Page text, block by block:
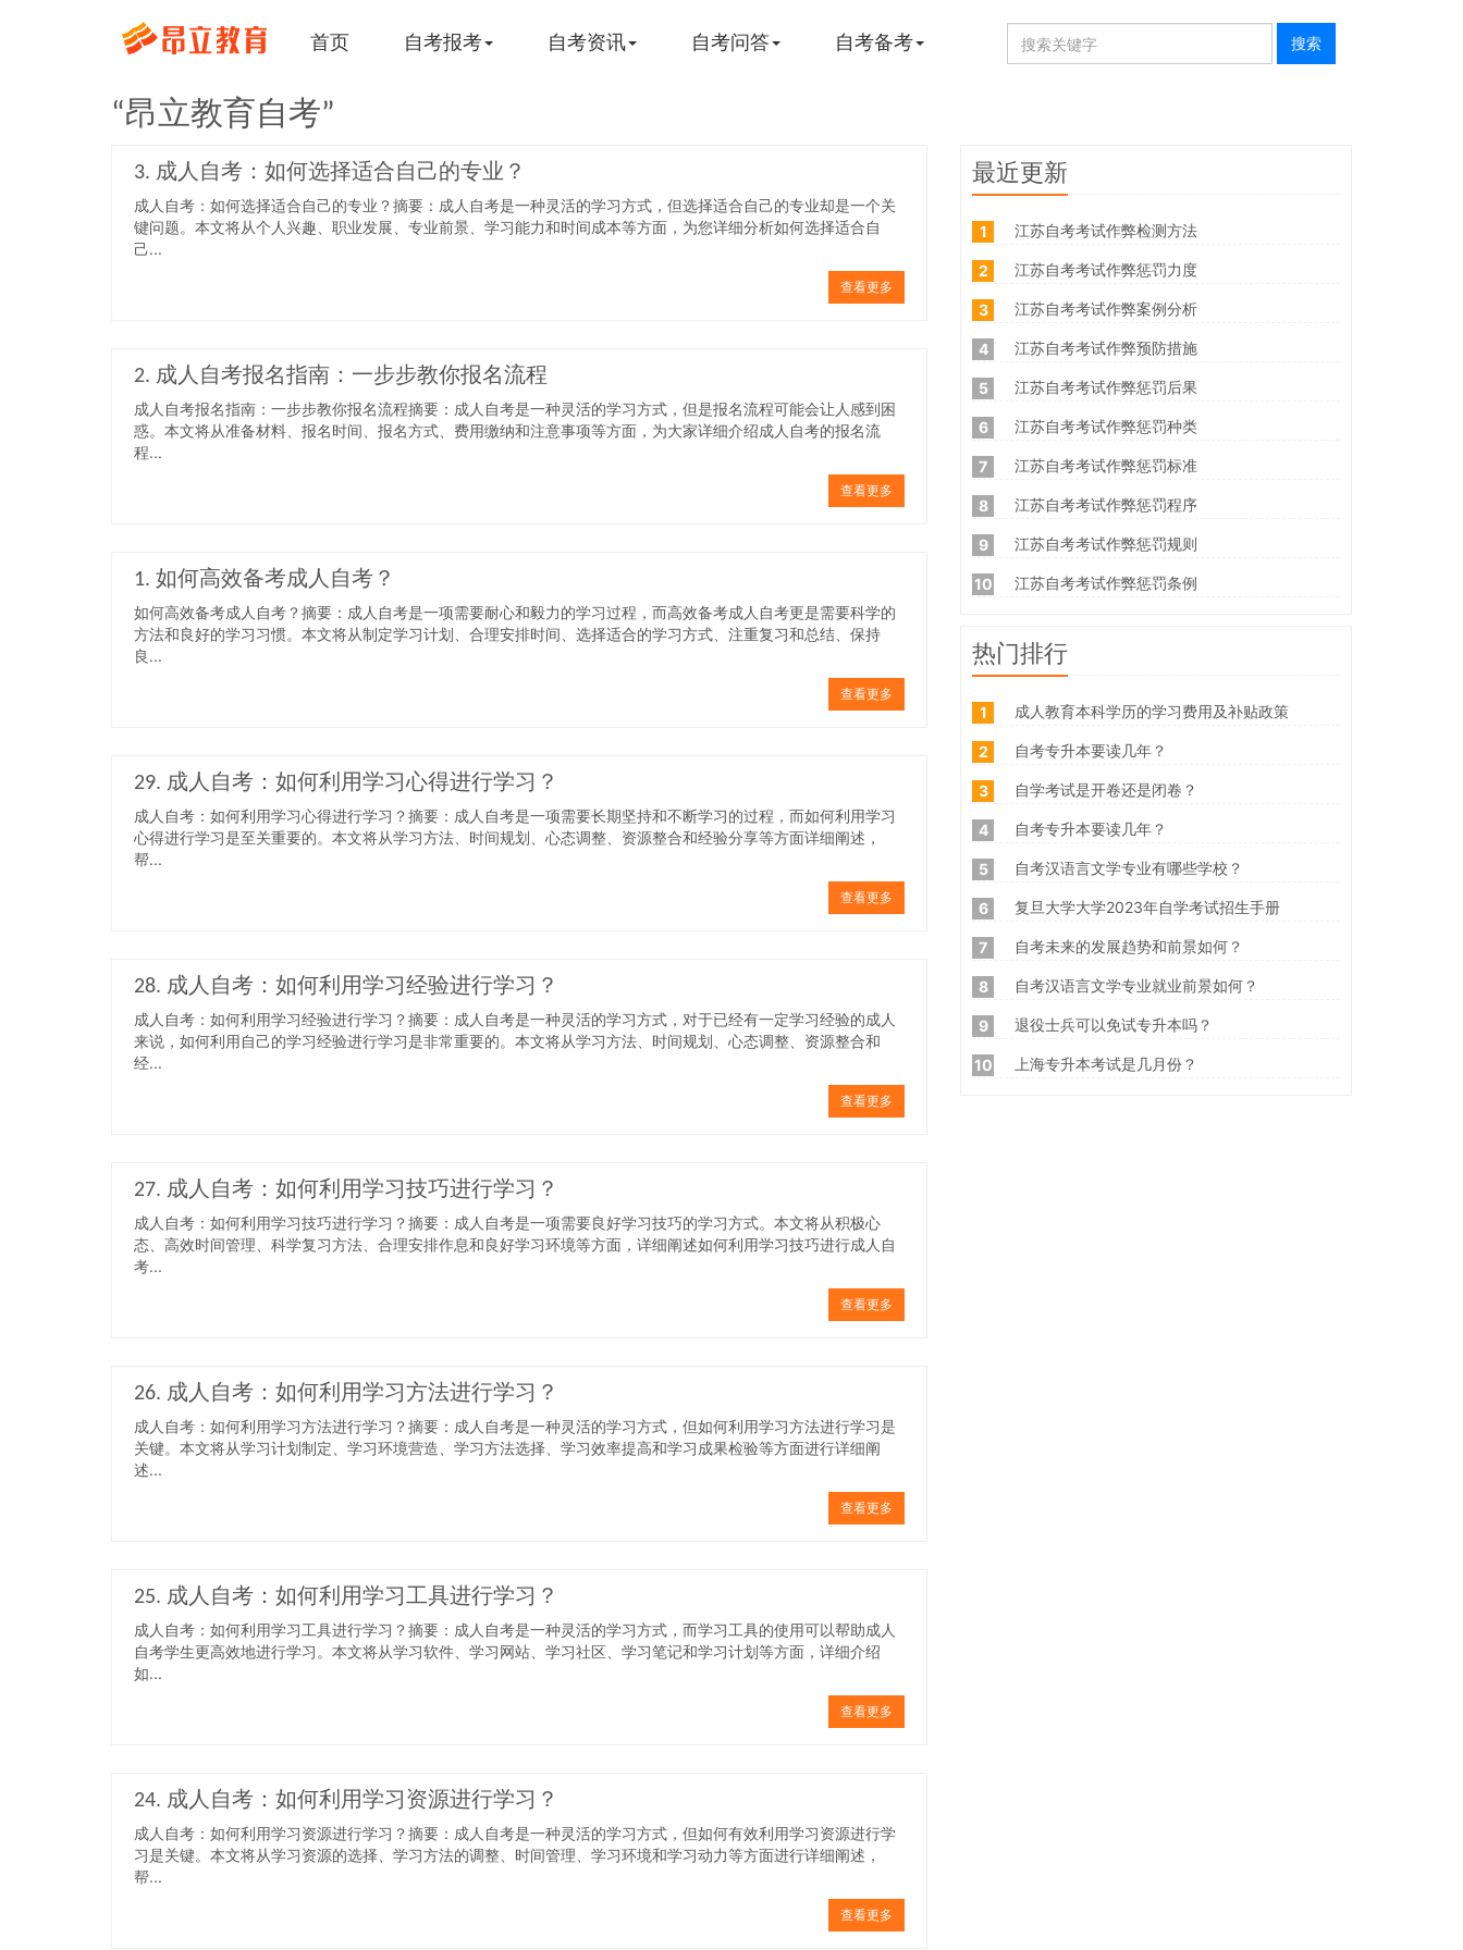
首页 自考报考 自考资讯 自考问答 自考备考
“昂立教育自考”
3. 成人自考：如何选择适合自己的专业？
成人自考：如何选择适合自己的专业？摘要：成人自考是一种灵活的学习方式，但选择适合自己的专业却是一个关
键问题。本文将从个人兴趣、职业发展、专业前景、学习能力和时间成本等方面，为您详细分析如何选择适合自
己...
查看更多
2. 成人自考报名指南：一步步教你报名流程
成人自考报名指南：一步步教你报名流程摘要：成人自考是一种灵活的学习方式，但是报名流程可能会让人感到困
惑。本文将从准备材料、报名时间、报名方式、费用缴纳和注意事项等方面，为大家详细介绍成人自考的报名流
程...
查看更多
1. 如何高效备考成人自考？
如何高效备考成人自考？摘要：成人自考是一项需要耐心和毅力的学习过程，而高效备考成人自考更是需要科学的
方法和良好的学习习惯。本文将从制定学习计划、合理安排时间、选择适合的学习方式、注重复习和总结、保持
良...
查看更多
29. 成人自考：如何利用学习心得进行学习？
成人自考：如何利用学习心得进行学习？摘要：成人自考是一项需要长期坚持和不断学习的过程，而如何利用学习
心得进行学习是至关重要的。本文将从学习方法、时间规划、心态调整、资源整合和经验分享等方面详细阐述，
帮...
查看更多
28. 成人自考：如何利用学习经验进行学习？
成人自考：如何利用学习经验进行学习？摘要：成人自考是一种灵活的学习方式，对于已经有一定学习经验的成人
来说，如何利用自己的学习经验进行学习是非常重要的。本文将从学习方法、时间规划、心态调整、资源整合和
经...
查看更多
27. 成人自考：如何利用学习技巧进行学习？
成人自考：如何利用学习技巧进行学习？摘要：成人自考是一项需要良好学习技巧的学习方式。本文将从积极心
态、高效时间管理、科学复习方法、合理安排作息和良好学习环境等方面，详细阐述如何利用学习技巧进行成人自
考...
查看更多
26. 成人自考：如何利用学习方法进行学习？
成人自考：如何利用学习方法进行学习？摘要：成人自考是一种灵活的学习方式，但如何利用学习方法进行学习是
关键。本文将从学习计划制定、学习环境营造、学习方法选择、学习效率提高和学习成果检验等方面进行详细阐
述...
查看更多
25. 成人自考：如何利用学习工具进行学习？
成人自考：如何利用学习工具进行学习？摘要：成人自考是一种灵活的学习方式，而学习工具的使用可以帮助成人
自考学生更高效地进行学习。本文将从学习软件、学习网站、学习社区、学习笔记和学习计划等方面，详细介绍
如...
查看更多
24. 成人自考：如何利用学习资源进行学习？
成人自考：如何利用学习资源进行学习？摘要：成人自考是一种灵活的学习方式，但如何有效利用学习资源进行学
习是关键。本文将从学习资源的选择、学习方法的调整、时间管理、学习环境和学习动力等方面进行详细阐述，
帮...
查看更多
最近更新
1 江苏自考考试作弊检测方法
2 江苏自考考试作弊惩罚力度
3 江苏自考考试作弊案例分析
4 江苏自考考试作弊预防措施
5 江苏自考考试作弊惩罚后果
6 江苏自考考试作弊惩罚种类
7 江苏自考考试作弊惩罚标准
8 江苏自考考试作弊惩罚程序
9 江苏自考考试作弊惩罚规则
10 江苏自考考试作弊惩罚条例
热门排行
1 成人教育本科学历的学习费用及补贴政策
2 自考专升本要读几年？
3 自学考试是开卷还是闭卷？
4 自考专升本要读几年？
5 自考汉语言文学专业有哪些学校？
6 复旦大学大学2023年自学考试招生手册
7 自考未来的发展趋势和前景如何？
8 自考汉语言文学专业就业前景如何？
9 退役士兵可以免试专升本吗？
10 上海专升本考试是几月份？